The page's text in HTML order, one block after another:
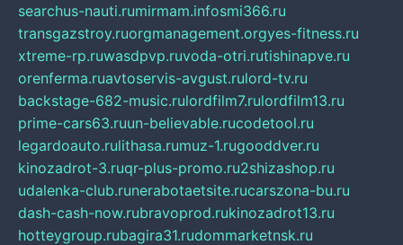
searchus-nauti.rumirmam.infosmi366.ru
transgazstroy.ruorgmanagement.orgyes-fitness.ru
xtreme-rp.ruwasdpvp.ruvoda-otri.rutishinapve.ru
orenferma.ruavtoservis-avgust.rulord-tv.ru
backstage-682-music.rulordfilm7.rulordfilm13.ru
prime-cars63.ruun-believable.rucodetool.ru
legardoauto.rulithasa.rumuz-1.rugooddver.ru
kinozadrot-3.ruqr-plus-promo.ru2shizashop.ru
udalenka-club.runerabotaetsite.rucarszona-bu.ru
dash-cash-now.rubravoprod.rukinozadrot13.ru
hotteygroup.rubagira31.rudommarketnsk.ru